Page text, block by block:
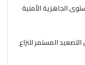
الجاهزية الأمنية
المستمر للنزاع